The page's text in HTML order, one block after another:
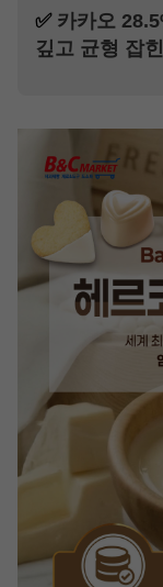
✅ 카카오
깊고 균형 잡